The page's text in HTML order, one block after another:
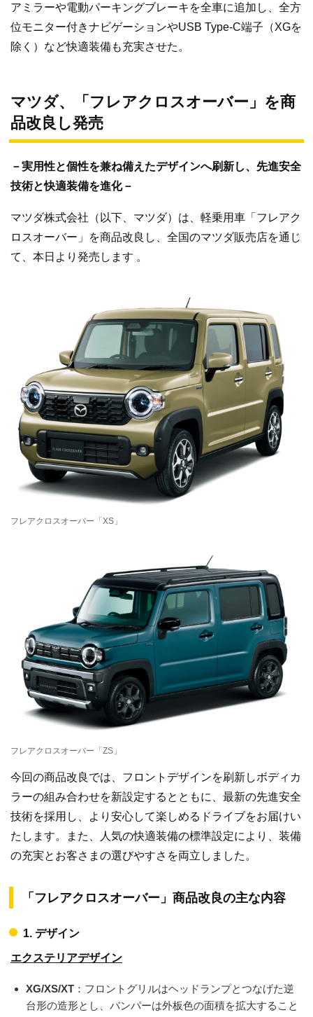
アミラーや電動パーキングブレーキを全車に追加し、全方
位モニター付きナビゲーションやUSB Type-C端子（XGを
除く）など快適装備も充実させた。
マツダ、「フレアクロスオーバー」を商
品改良し発売
－実用性と個性を兼ね備えたデザインへ刷新し、先進安全
技術と快適装備を進化－
マツダ株式会社（以下、マツダ）は、軽乗用車「フレアク
ロスオーバー」を商品改良し、全国のマツダ販売店を通じ
て、本日より発売します 。
フレアクロスオーバー「XS」
フレアクロスオーバー「ZS」
今回の商品改良では、フロントデザインを刷新しボディカ
ラーの組み合わせを新設定するとともに、最新の先進安全
技術を採用し、より安心して楽しめるドライブをお届けい
たします。また、人気の快適装備の標準設定により、装備
の充実とお客さまの選びやすさを両立しました。
「フレアクロスオーバー」商品改良の主な内容
1. デザイン
エクステリアデザイン
XG/XS/XT ：フロントグリルはヘッドランプとつなげた逆
台形の造形とし、バンパーは外板色の面積を拡大すること